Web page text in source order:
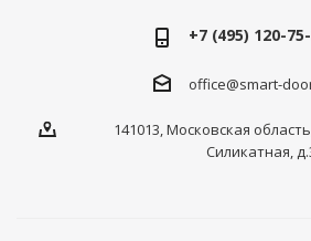
+7 (495) 120-
office@smart-
141013, Московская
Силикатная,